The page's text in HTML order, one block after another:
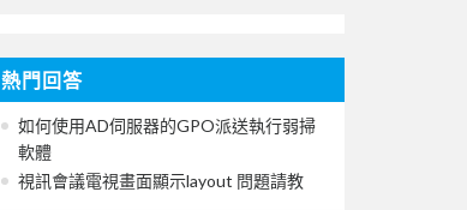
熱門回答
如何使用AD伺服器的GPO派送執行弱掃
軟體
視訊會議電視畫面顯示layout 問題請教